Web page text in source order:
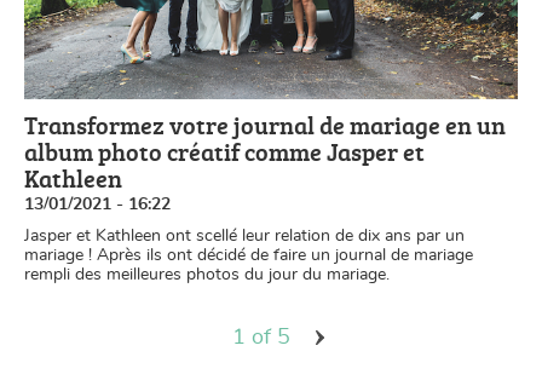
Transformez votre journal de mariage en un
album photo créatif comme Jasper et
Kathleen
13/01/2021 - 16:22
Jasper et Kathleen ont scellé leur relation de dix ans par un
mariage ! Après ils ont décidé de faire un journal de mariage
rempli des meilleures photos du jour du mariage.
1 of 5